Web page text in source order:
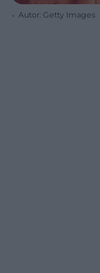
Autor: Getty Images